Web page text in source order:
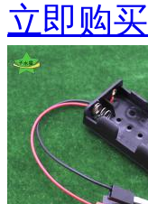
立即购买